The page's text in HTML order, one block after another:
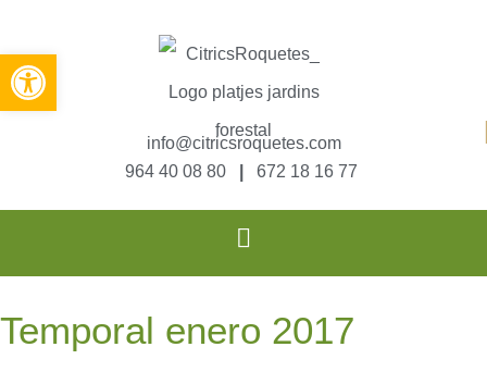
info@citricsroquetes.com
964 40 08 80
672 18 16 77
Temporal enero 2017
Abrir barra de herramientas